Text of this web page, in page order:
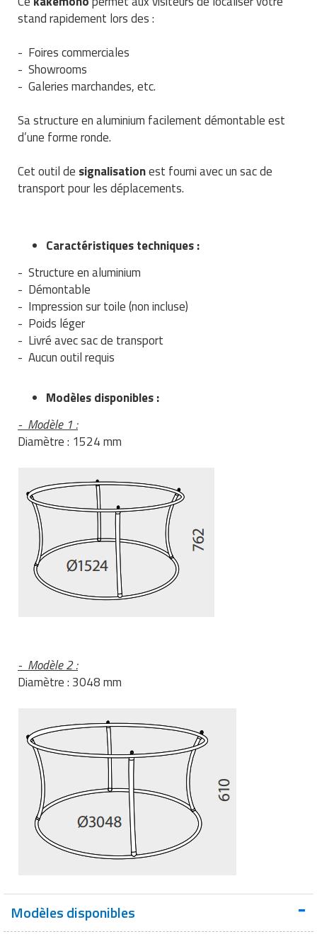
Ustensile cuisine professionnel
Vêtements personnalisés
Vitrines pour magasin
Traitement de l'air
Traitement des eaux
Trancheuse professionnelle
Transformateur électrique
Tubes et profilés
Tuyau flexible
Tuyau renforcé
Ventilateurs et aération d'atelier
Tapis de bureau
Tapis et caillebotis
Traitement des surfaces
Traitement du linge
Equipements de football
Equipements de karting
Equipements pour patinage
Equipements pour roller
Equipements pour skateboard
Equipements pour stade et terrain
sportif
Matériel de fitness
Matériel de musculation
Vêtement sportif
Pétrin professionnel
Piano de cuisson
Plats et plateaux
Pompes à sauce
Portes commandes restaurant
Présentoir pour restaurant
Réfrigérateur professionnel
Restauration foraine
Robinetterie professionnelle
Rôtisserie professionnelle
Table de cuisson professionnelle
Tables de préparation réfrigérées
Vaisselle restaurant
Vitrines réfrigérées
stand rapidement lors des :
- Foires commerciales
- Showrooms
- Galeries marchandes, etc.
Sa structure en aluminium facilement démontable est
d’une forme ronde.
Cet outil de signalisationest fourni avec un sac de
transport pour les déplacements.
Caractéristiques techniques :
- Structure en aluminium
- Démontable
- Impression sur toile (non incluse)
- Poids léger
- Livré avec sac de transport
- Aucun outil requis
Modèles disponibles :
- Modèle 1 :
Diamètre : 1524 mm
- Modèle 2 :
Diamètre : 3048 mm
Modèles disponibles